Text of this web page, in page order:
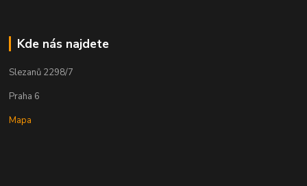
Kde nás najdete
Slezanů 2298/7
Praha 6
Mapa